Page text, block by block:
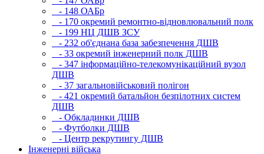
- 148 ОАБр
- 170 окремий ремонтно-відновлювальний полк
- 199 НЦ ДШВ ЗСУ
- 232 об'єднана база забезпечення ДШВ
- 33 окремий інженерний полк ДШВ
- 347 інформаційно-телекомунікаційний вузол
ДШВ
- 37 загальновійськовий полігон
- 421 окремий батальйон безпілотних систем
ДШВ
- Обкладинки ДШВ
- Футболки ДШВ
- Центр рекрутингу ДШВ
Інженерні війська